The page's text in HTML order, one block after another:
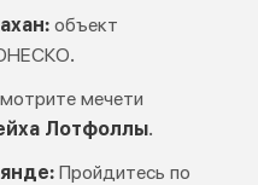
объект
мечети
Лотфоллы.
Пройдитесь по